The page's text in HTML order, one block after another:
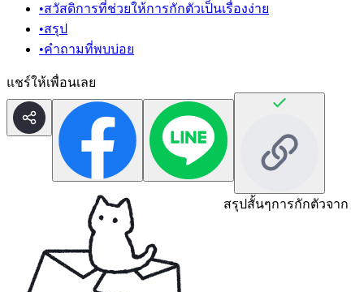
•สวัสดิการที่ช่วยให้การกักตัวเป็นเรื่องง่าย
•สรุป
•คำถามที่พบบ่อย
แชร์ให้เพื่อนเลย
สรุปสั้นๆการกักตัวจาก